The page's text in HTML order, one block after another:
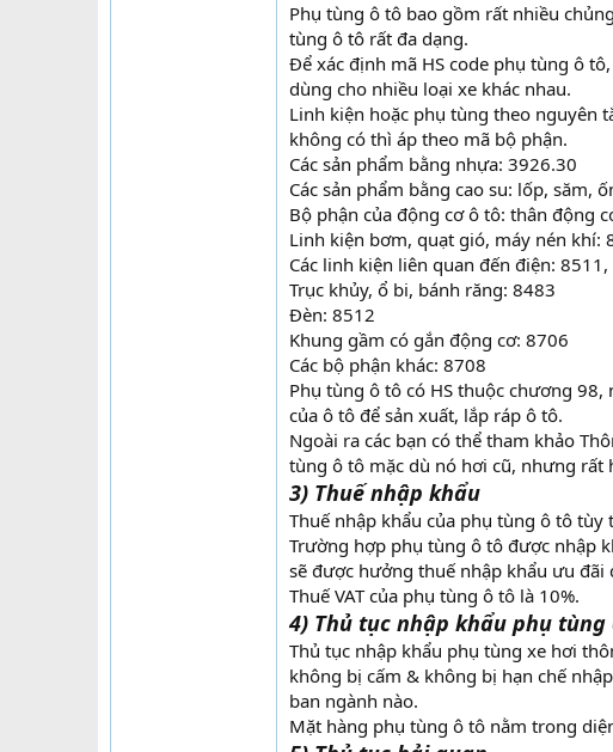
Phụ tùng ô tô bao gồm rất nhiều
tùng ô tô rất đa dạng.
Để xác định mã HS code phụ tùng ô
dùng cho nhiều loại xe khác nhau.
Linh kiện hoặc phụ tùng theo nguyên
không có thì áp theo mã bộ phận.
Các sản phẩm bằng nhựa: 3926.30
Các sản phẩm bằng cao su: lốp, săm,
Bộ phận của động cơ ô tô: thân động
Linh kiện bơm, quạt gió, máy nén khí:
Các linh kiện liên quan đến điện:
Trục khủy, ổ bi, bánh răng: 8483
Đèn: 8512
Khung gầm có gắn động cơ: 8706
Các bộ phận khác: 8708
Phụ tùng ô tô có HS thuộc chương
của ô tô để sản xuất, lắp ráp ô tô.
Ngoài ra các bạn có thể tham khảo
tùng ô tô mặc dù nó hơi cũ, nhưng rất
3) Thuế nhập khẩu
Thuế nhập khẩu của phụ tùng ô tô tùy
Trường hợp phụ tùng ô tô được nhập
sẽ được hưởng thuế nhập khẩu ưu đãi
Thuế VAT của phụ tùng ô tô là 10%.
4) Thủ tục nhập khẩu phụ tùng
Thủ tục nhập khẩu phụ tùng xe hơi
không bị cấm & không bị hạn chế
ban ngành nào.
Mặt hàng phụ tùng ô tô nằm trong